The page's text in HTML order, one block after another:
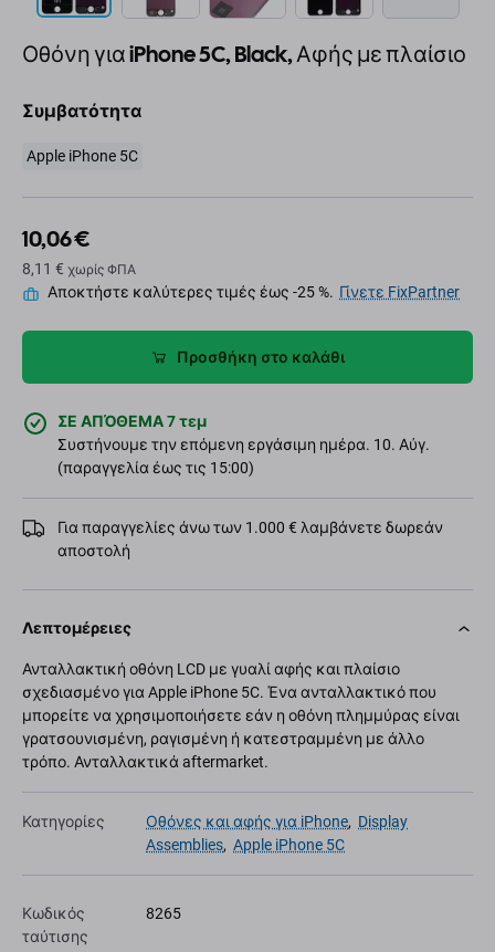
Οθόνη για iPhone 5C, Black, Αφής με πλαίσιο
Συμβατότητα
Apple iPhone 5C
10,06 €
8,11 € χωρίς ΦΠΑ
Αποκτήστε καλύτερες τιμές έως -25 %. Γίνετε FixPartner
Προσθήκη στο καλάθι
ΣΕ ΑΠΌΘΕΜΑ 7 τεμ
Συστήνουμε την επόμενη εργάσιμη ημέρα. 10. Αύγ.
(παραγγελία έως τις 15:00)
Για παραγγελίες άνω των 1.000 € λαμβάνετε δωρεάν
αποστολή
Λεπτομέρειες
Ανταλλακτική οθόνη LCD με γυαλί αφής και πλαίσιο
σχεδιασμένο για Apple iPhone 5C. Ένα ανταλλακτικό που
μπορείτε να χρησιμοποιήσετε εάν η οθόνη πλημμύρας είναι
γρατσουνισμένη, ραγισμένη ή κατεστραμμένη με άλλο
τρόπο. Ανταλλακτικά aftermarket.
Κατηγορίες Οθόνες και αφής για iPhone, Display
Assemblies, Apple iPhone 5C
Κωδικός
ταύτισης
8265